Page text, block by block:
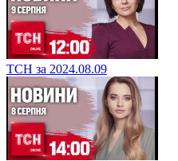
ТСН за 2024.08.09